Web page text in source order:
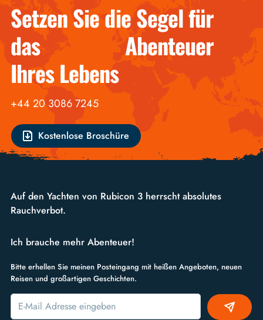
Setzen Sie die Segel für
das Abenteuer
Ihres Lebens
+44 20 3086 7245
Kostenlose Broschüre
Auf den Yachten von Rubicon 3 herrscht absolutes
Rauchverbot.
Ich brauche mehr Abenteuer!
Bitte erhellen Sie meinen Posteingang mit heißen Angeboten, neuen
Reisen und großartigen Geschichten.
Alternative: